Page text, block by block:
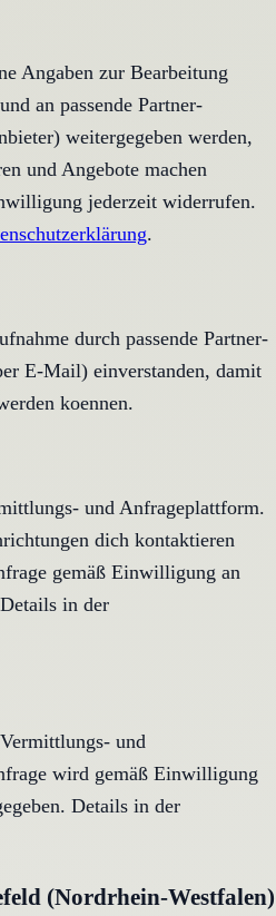
Angaben zur Bearbeitung
an passende Partner-
weitergegeben werden,
und Angebote machen
jederzeit widerrufen.
.
durch passende Partner-
E-Mail) einverstanden, damit
koennen.
und Anfrageplattform.
dich kontaktieren
gemäß Einwilligung an
in der
und
wird gemäß Einwilligung
Details in der
(Nordrhein-Westfalen)